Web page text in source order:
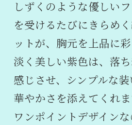
しずくのような優しい
を受けるたびにきらめ
ットが、胸元を上品に彩
淡く美しい紫色は、落
感じさせ、シンプルな
華やかさを添えてくれま
ワンポイントデザイン